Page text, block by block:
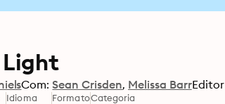
Light
Com: Sean Crisden Melissa BarrEditor
Idioma FormatoCategoria